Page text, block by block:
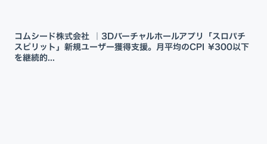
コムシード株式会社 ｜3Dバーチャルホールアプリ「スロパチ
スピリット」新規ユーザー獲得支援。月平均のCPI ¥300以下
を継続的...